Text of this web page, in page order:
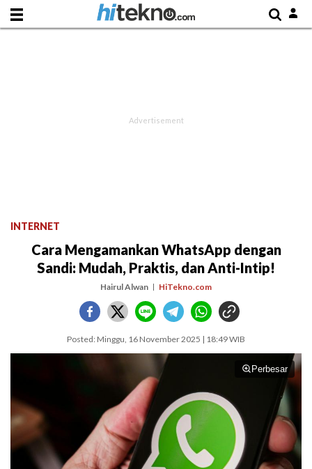
INTERNET
Cara Mengamankan WhatsApp dengan
Sandi: Mudah, Praktis, dan Anti-Intip!
Hairul Alwan HiTekno.com
Posted: Minggu, 16 November 2025 | 18:49 WIB
Perbesar